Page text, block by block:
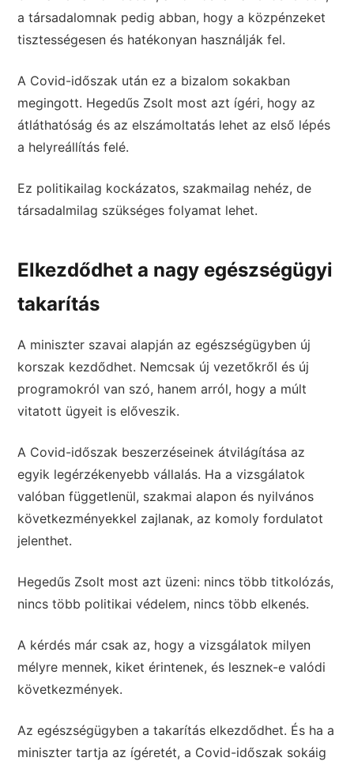
a társadalomnak pedig abban, hogy a közpénzeket
tisztességesen és hatékonyan használják fel.
A Covid-időszak után ez a bizalom sokakban
megingott. Hegedűs Zsolt most azt ígéri, hogy az
átláthatóság és az elszámoltatás lehet az első lépés
a helyreállítás felé.
Ez politikailag kockázatos, szakmailag nehéz, de
társadalmilag szükséges folyamat lehet.
Elkezdődhet a nagy egészségügyi
takarítás
A miniszter szavai alapján az egészségügyben új
korszak kezdődhet. Nemcsak új vezetőkről és új
programokról van szó, hanem arról, hogy a múlt
vitatott ügyeit is előveszik.
A Covid-időszak beszerzéseinek átvilágítása az
egyik legérzékenyebb vállalás. Ha a vizsgálatok
valóban függetlenül, szakmai alapon és nyilvános
következményekkel zajlanak, az komoly fordulatot
jelenthet.
Hegedűs Zsolt most azt üzeni: nincs több titkolózás,
nincs több politikai védelem, nincs több elkenés.
A kérdés már csak az, hogy a vizsgálatok milyen
mélyre mennek, kiket érintenek, és lesznek-e valódi
következmények.
Az egészségügyben a takarítás elkezdődhet. És ha a
miniszter tartja az ígéretét, a Covid-időszak sokáig